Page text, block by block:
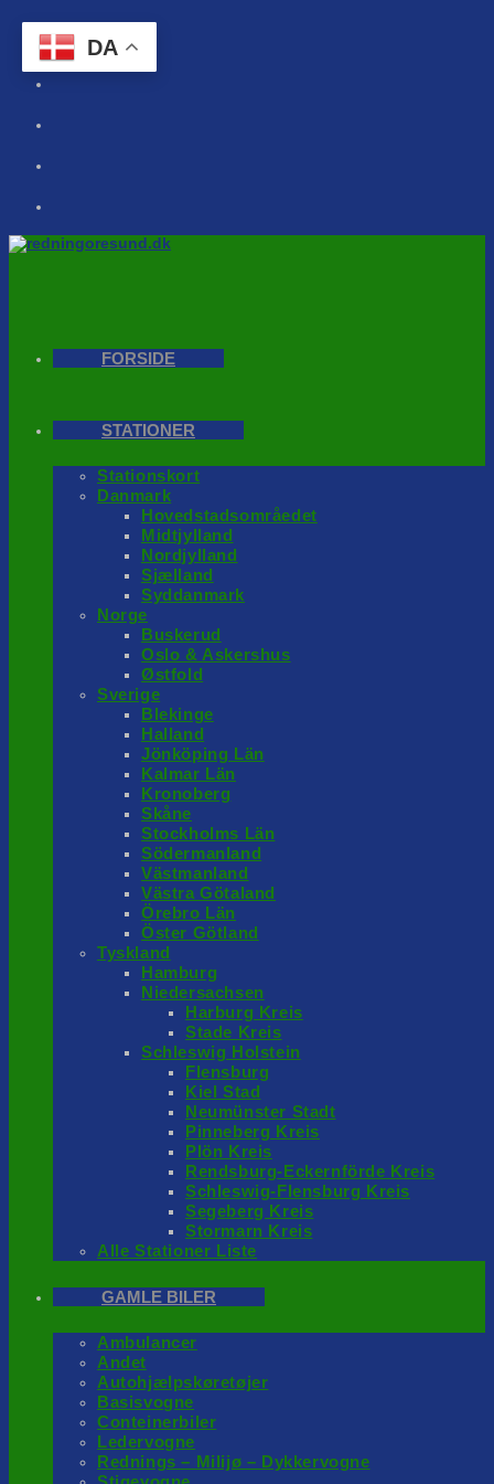
Skip
content
FORSIDE
STATIONER
Stationskort
Danmark
Hovedstadsområedet
Midtjylland
Nordjylland
Sjælland
Syddanmark
Norge
Buskerud
Oslo & Askershus
Østfold
Sverige
Blekinge
Halland
Jönköping Län
Kalmar Län
Kronoberg
Skåne
Stockholms Län
Södermanland
Västmanland
Västra Götaland
Örebro Län
Öster Götland
Tyskland
Hamburg
Niedersachsen
Harburg Kreis
Stade Kreis
Schleswig Holstein
Flensburg
Kiel Stad
Neumünster Stadt
Pinneberg Kreis
Plön Kreis
Rendsburg-Eckernförde Kreis
Schleswig-Flensburg Kreis
Segeberg Kreis
Stormarn Kreis
Alle Stationer Liste
GAMLE BILER
Ambulancer
Andet
Autohjælpskøretøjer
Basisvogne
Conteinerbiler
Ledervogne
Rednings – Milijø – Dykkervogne
DA